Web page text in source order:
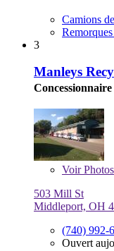
Camions
3
Manleys
VoirPhotos
503 Mill St
Middleport, OH
(740) 992-
Ouvert